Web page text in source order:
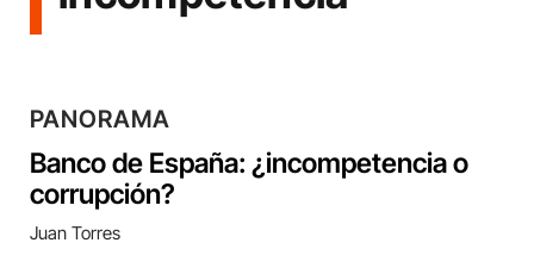
PANORAMA
Banco de España: ¿incompetencia o
corrupción?
Juan Torres